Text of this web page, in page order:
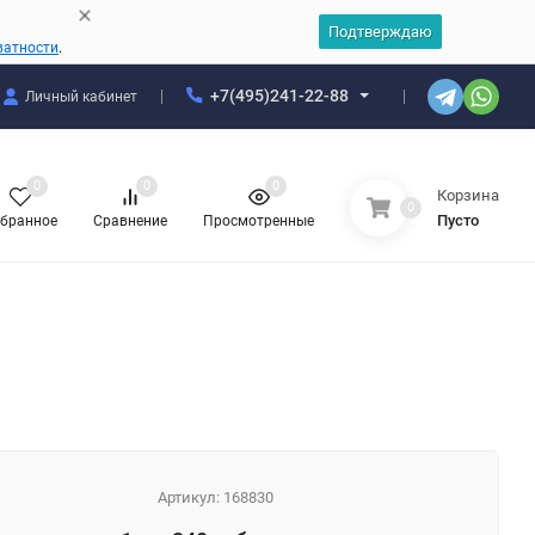
.
Подтверждаю
Личный кабинет +7(495)241-22-88
0
Сравнение
0
Просмотренные
0
0
Корзина
Пусто
Артикул: 168830